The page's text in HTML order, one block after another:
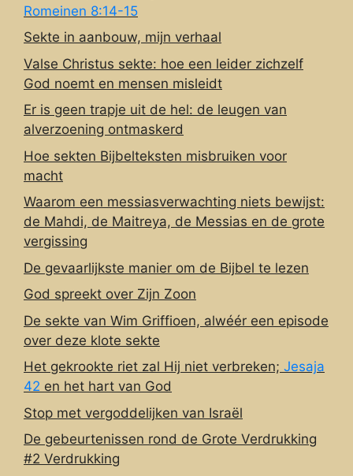
Romeinen 8:14-15
Sekte in aanbouw, mijn verhaal
Valse Christus sekte: hoe een leider zichzelf
God noemt en mensen misleidt
Er is geen trapje uit de hel: de leugen van
alverzoening ontmaskerd
Hoe sekten Bijbelteksten misbruiken voor
macht
Waarom een messiasverwachting niets bewijst:
de Mahdi, de Maitreya, de Messias en de grote
vergissing
De gevaarlijkste manier om de Bijbel te lezen
God spreekt over Zijn Zoon
De sekte van Wim Griffioen, alwéér een episode
over deze klote sekte
Het gekrookte riet zal Hij niet verbreken; Jesaja
42 en het hart van God
Stop met vergoddelijken van Israël
De gebeurtenissen rond de Grote Verdrukking
#2 Verdrukking